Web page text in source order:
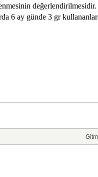
değerlendirilmesidir.
6 ay günde 3 gr